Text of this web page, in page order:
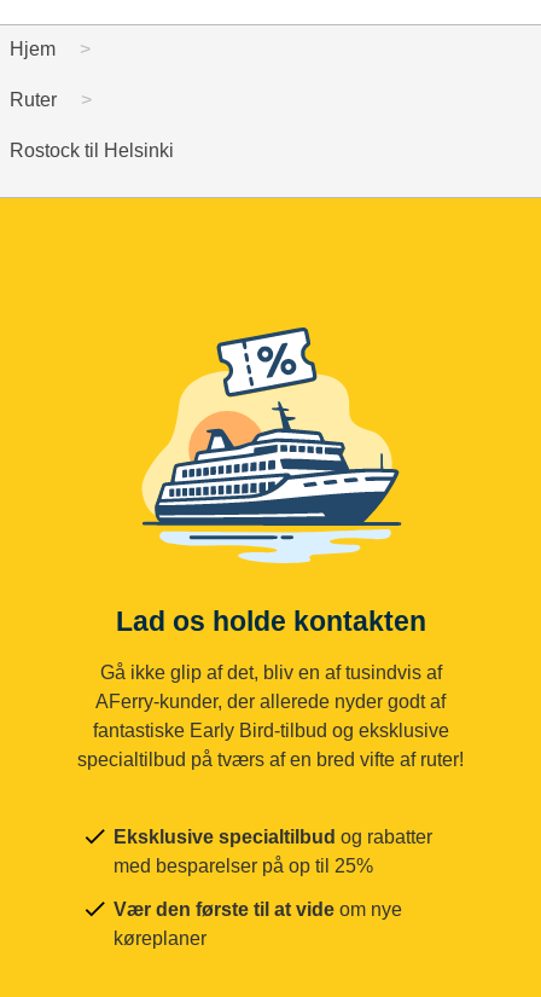
Hjem
Ruter
Rostock til Helsinki
Lad os holde kontakten
Gå ikke glip af det, bliv en af tusindvis af
AFerry-kunder, der allerede nyder godt af
fantastiske Early Bird-tilbud og eksklusive
specialtilbud på tværs af en bred vifte af ruter!
Eksklusive specialtilbud og rabatter
med besparelser på op til 25%
Vær den første til at vide om nye
køreplaner